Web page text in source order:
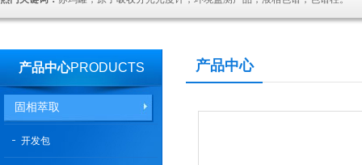
产品中心PRODUCTS
固相萃取
开发包
产品中心